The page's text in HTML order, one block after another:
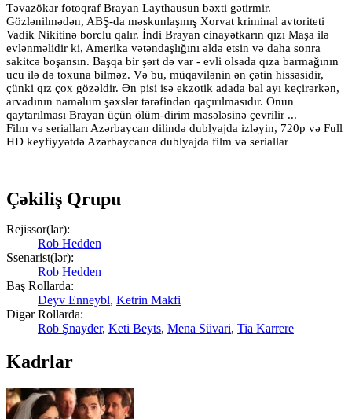
Təvazökar fotoqraf Brayan Laythausun bəxti gətirmir.
Gözlənilmədən, ABŞ-da məskunlaşmış Xorvat kriminal avtoriteti
Vadik Nikitinə borclu qalır. İndi Brayan cinayətkarın qızı Maşa ilə
evlənməlidir ki, Amerika vətəndaşlığını əldə etsin və daha sonra
sakitcə boşansın. Başqa bir şərt də var - evli olsada qıza barmağının
ucu ilə də toxuna bilməz. Və bu, müqavilənin ən çətin hissəsidir,
çünki qız çox gözəldir. Ən pisi isə ekzotik adada bal ayı keçirərkən,
arvadının naməlum şəxslər tərəfindən qaçırılmasıdır. Onun
qaytarılması Brayan üçün ölüm-dirim məsələsinə çevrilir ...
Film və serialları Azərbaycan dilində dublyajda izləyin, 720p və Full
HD keyfiyyətdə Azərbaycanca dublyajda film və seriallar
Çəkiliş Qrupu
Rejissor(lar):
Rob Hedden
Ssenarist(lər):
Rob Hedden
Baş Rollarda:
Deyv Enneybl, Ketrin Makfi
Digər Rollarda:
Rob Şnayder, Keti Beyts, Mena Süvari, Tia Karrere
Kadrlar